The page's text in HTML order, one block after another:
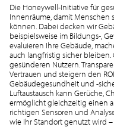
Die Honeywell-Initiative für
Innenräume, damit
können. Dabei decken wir
beispielsweise im Bildungs-,
evaluieren Ihre Gebäude,
auch langfristig sicher
gesünderen Nutzern.
Vertrauen und steigern den
Gebäudegesundheit und -
Luftaustausch kann Gerüche,
ermöglicht gleichzeitig einen
richtigen Sensoren und
wie Ihr Standort genutzt wird